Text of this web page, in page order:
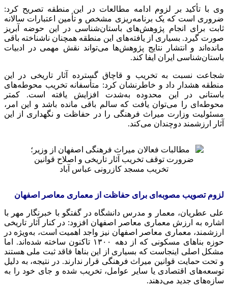
وی با تأکید بر لزوم ادامه مطالعات در این منطقه تصریح کرد:
ضروری است که یک برنامه‌ریزی مشخص و تأمین اعتبارات سالانه
ثابت برای انجام پژوهش‌های باستان‌شناسی در این حوضه آبریز
صورت گیرد. بسیاری از یافته‌های این منطقه همچنان ناشناخته باقی
مانده‌اند و انتشار نتایج پژوهش‌ها می‌تواند نقش مهمی در ادبیات
باستان‌شناسی ایران ایفا کند.
شجاعت نسبت به تخریب و قاچاق گسترده آثار تاریخی در این
منطقه هشدار داد و خاطرنشان کرد: متأسفانه تخریب محوطه‌های
باستانی در این محدوده به‌شدت افزایش یافته است. کمتر
محوطه‌ای را می‌توان یافت که سالم باقی مانده باشد و این امر،
مسئولیت وزارت میراث فرهنگی را در حفاظت و نگهداری از این
آثار ارزشمند دوچندان می‌کند.
تخریب مسجد کازرونی عباس آباد
لزوم تصویب مصوبه‌ای برای حفاظت از معماری معاصر اصفهان
علی عطریان، معمار و مدرس دانشگاه در گفتگو با خبرنگار مهر با
اشاره به ارزش معماری معاصر اصفهان افزود: در کنار آثار تاریخی
ارزشمند، معماری معاصر اصفهان نیز واجد اهمیت است، به‌ویژه در
حوزه بناهای مسکونی که از دهه ۱۳۰۰ تاکنون ساخته شده‌اند. اما
مشکل اصلی اینجاست که بسیاری از این بناها فاقد ثبت ملی هستند
و تحت حمایت قوانین میراث فرهنگی قرار ندارند. در نتیجه، به دلیل
توسعه‌های اقتصادی یا سایر عوامل، تخریب شده و جای خود را به
سازه‌های جدید می‌دهند.